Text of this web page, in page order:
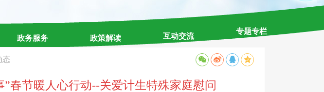
政务服务 政策解读 互动交流
专题专栏
态
春节暖人心行动--关爱计生特殊家庭慰问